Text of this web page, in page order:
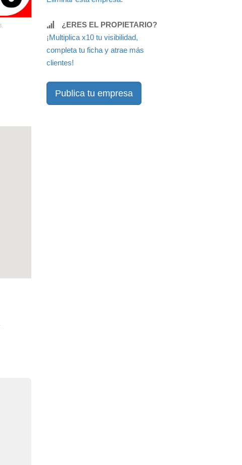
¿ERES EL PROPIETARIO?
¡Multiplica x10 tu visibilidad,
completa tu ficha y atrae más
clientes!
Publica tu empresa